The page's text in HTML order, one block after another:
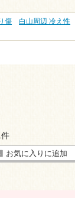
傷 白山周辺 冷え性
お気に入りに追加